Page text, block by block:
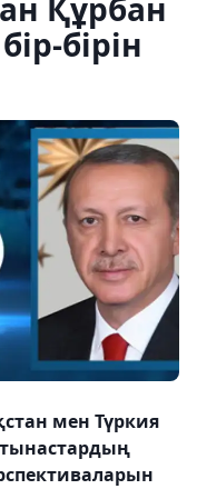
Құрбан
бірін
мен Түркия